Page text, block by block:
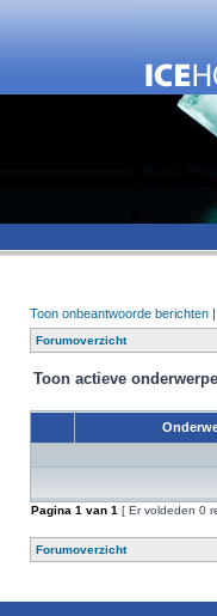
Toon onbeantwoorde berichten |
Forumoverzicht
Toon actieve
Pagina 1 van 1 [ Er voldeden 0
Forumoverzicht